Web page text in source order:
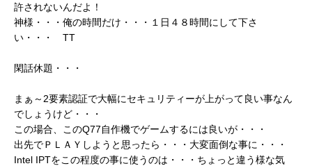
許されないんだよ！
神様・・・俺の時間だけ・・・１日４８時間にして下さ
い・・・ TT
閑話休題・・・
まぁ～2要素認証で大幅にセキュリティーが上がって良い事なん
でしょうけど・・・
この場合、このQ77自作機でゲームするには良いが・・・
出先でＰＬＡＹしようと思ったら・・・大変面倒な事に・・・
Intel IPTをこの程度の事に使うのは・・・ちょっと違う様な気